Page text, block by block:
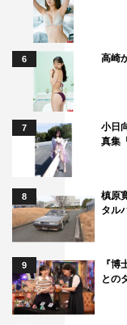
6 高崎
7
小日
真集
8
槙原
タル
9
『
との